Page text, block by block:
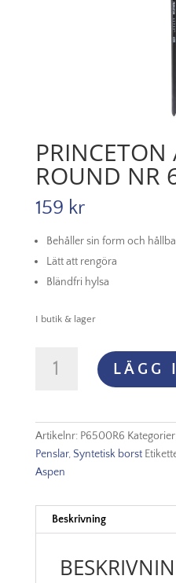
PRINCETON
ROUND NR
159 kr
Behåller sin form och
Lätt att rengöra
Bländfri hylsa
I butik & lager
Aspen
LÄGG
Artikelnr: P6500R6
Penslar, Syntetisk borst
Aspen
Beskrivning